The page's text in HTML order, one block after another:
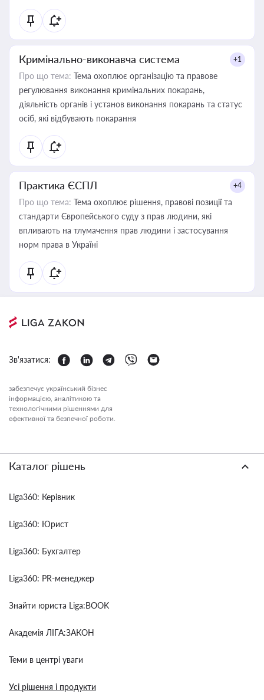
Кримінально-виконавча система +1
Про що тема: Тема охоплює організацію та правове
регулювання виконання кримінальних покарань,
діяльність органів і установ виконання покарань та статус
осіб, які відбувають покарання
Практика ЄСПЛ +4
Про що тема: Тема охоплює рішення, правові позиції та
стандарти Європейського суду з прав людини, які
впливають на тлумачення прав людини і застосування
норм права в Україні
Зв'язатися:
забезпечує український бізнес
інформацією, аналітикою та
технологічними рішеннями для
ефективної та безпечної роботи.
Каталог рішень
Liga360: Керівник
Liga360: Юрист
Liga360: Бухгалтер
Liga360: PR-менеджер
Знайти юриста Liga:BOOK
Академія ЛІГА:ЗАКОН
Теми в центрі уваги
Усі рішення і продукти